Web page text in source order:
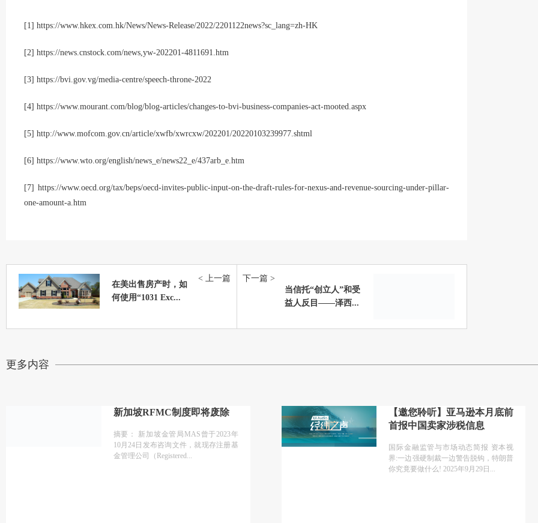
[1] https://www.hkex.com.hk/News/News-Release/2022/2201122news?sc_lang=zh-HK
[2] https://news.cnstock.com/news,yw-202201-4811691.htm
[3] https://bvi.gov.vg/media-centre/speech-throne-2022
[4] https://www.mourant.com/blog/blog-articles/changes-to-bvi-business-companies-act-mooted.aspx
[5] http://www.mofcom.gov.cn/article/xwfb/xwrcxw/202201/20220103239977.shtml
[6] https://www.wto.org/english/news_e/news22_e/437arb_e.htm
[7] https://www.oecd.org/tax/beps/oecd-invites-public-input-on-the-draft-rules-for-nexus-and-revenue-sourcing-under-pillar-
one-amount-a.htm
在美出售房产时，如
何使用“1031 Exc...
< 上一篇
当信托“创立人”和受
益人反目——泽西...
下一篇 >
更多内容
新加坡RFMC制度即将废除
摘要： 新加坡金管局MAS曾于2023年
10月24日发布咨询文件，就现存注册基
金管理公司（Registered
【邀您聆听】亚马逊本月底前
首报中国卖家涉税信息
国际金融监管与市场动态简报 资本视
界:一边强硬制裁一边警告脱钩，特朗普
你究竟要做什么! 2025年9月29日